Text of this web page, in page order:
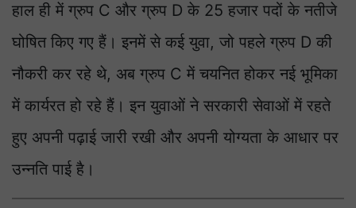
हाल ही में ग्रुप C और ग्रुप D के 25 हजार पदों के नतीजे
घोषित किए गए हैं। इनमें से कई युवा, जो पहले ग्रुप D की
नौकरी कर रहे थे, अब ग्रुप C में चयनित होकर नई भूमिका
में कार्यरत हो रहे हैं। इन युवाओं ने सरकारी सेवाओं में रहते
हुए अपनी पढ़ाई जारी रखी और अपनी योग्यता के आधार पर
उन्नति पाई है।